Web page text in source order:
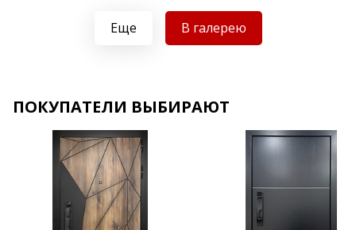
Хочу такую
Еще В галерею
ПОКУПАТЕЛИ ВЫБИРАЮТ